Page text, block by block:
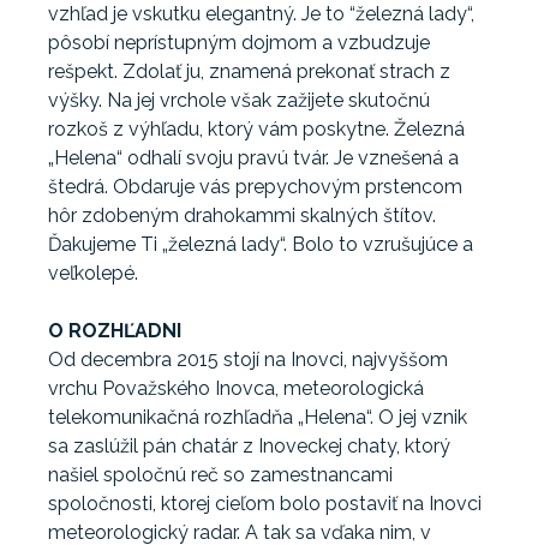
vzhľad je vskutku elegantný. Je to “železná lady“,
pôsobí neprístupným dojmom a vzbudzuje
rešpekt. Zdolať ju, znamená prekonať strach z
výšky. Na jej vrchole však zažijete skutočnú
rozkoš z výhľadu, ktorý vám poskytne. Železná
„Helena“ odhalí svoju pravú tvár. Je vznešená a
štedrá. Obdaruje vás prepychovým prstencom
hôr zdobeným drahokammi skalných štítov.
Ďakujeme Ti „železná lady“. Bolo to vzrušujúce a
veľkolepé.
O ROZHĽADNI
Od decembra 2015 stojí na Inovci, najvyššom
vrchu Považského Inovca, meteorologická
telekomunikačná rozhľadňa „Helena“. O jej vznik
sa zaslúžil pán chatár z Inoveckej chaty, ktorý
našiel spoločnú reč so zamestnancami
spoločnosti, ktorej cieľom bolo postaviť na Inovci
meteorologický radar. A tak sa vďaka nim, v